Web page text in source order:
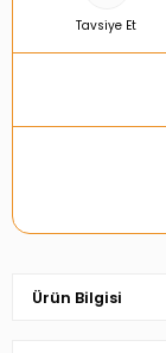
Tavsiye Et
Ürün Bilgisi